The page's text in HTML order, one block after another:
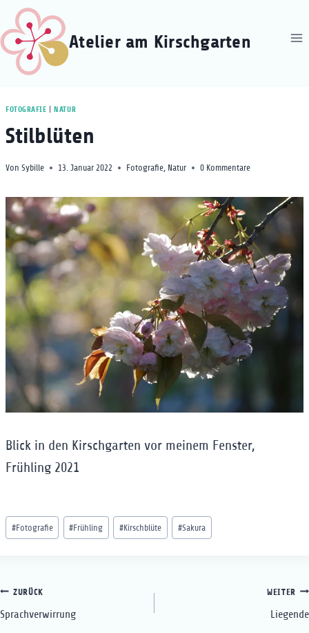
Inhalt
springen
Atelier am Kirschgarten
FOTOGRAFIE |NATUR
Stilblüten
Von Sybille 13. Januar 2022 Fotografie, Natur 0 Kommentare
Blick in den Kirschgarten vor meinem Fenster,
Frühling 2021
Schlagworte:
#Fotografie #Frühling #Kirschblüte #Sakura
Beitragsnavigation
ZURÜCK
Sprachverwirrung
WEITER
Liegende